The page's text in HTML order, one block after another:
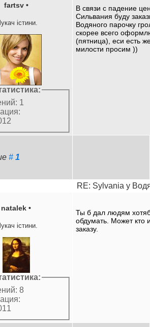
fartsv •
істини.
1
В связи с падение
Сильвания буду
Водяного парочку
скорее всего
(пятница), еси есть
милости просим ))
#1
RE: Sylvania у
natalek •
істини.
8
Ты б дал людям
обдумать. Может кто
заказу.